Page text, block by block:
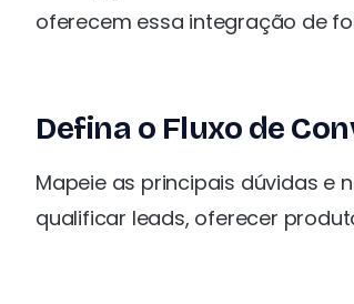
oferecem essa integração de
Defina o Fluxo de
Mapeie as principais dúvidas e
qualificar leads, oferecer